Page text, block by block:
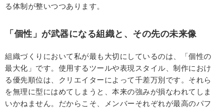
る体制が整いつつあります。
「個性」が武器になる組織と、その先の未来像
組織づくりにおいて私が最も大切にしているのは、「個性の
最大化」です。使用するツールや表現スタイル、制作におけ
る優先順位は、クリエイターによって千差万別です。それら
を無理に型にはめてしまうと、本来の強みが損なわれてしま
いかねません。だからこそ、メンバーそれぞれが最高のパフ